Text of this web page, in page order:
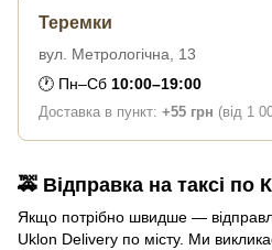
Теремки
вул. Метрологічна, 13
🕐 Пн–Сб 10:00–19:00
Доставка в пункт: +55 грн (від 1
🚕 Відправка на таксі по
Якщо потрібно швидше —
Uklon Delivery по місту. Ми